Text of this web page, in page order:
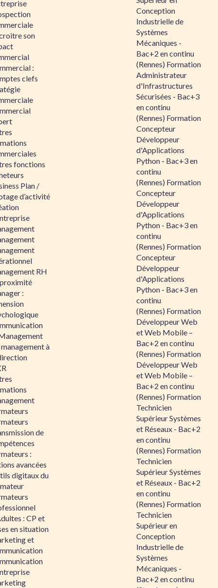
son
:
clefs
fonctions
Plan /
d’activité
RH
:
à
de
:
avancées
digitaux du
: CP et
en situation
et
Conception
Industrielle de
Systèmes
Mécaniques -
Bac+2 en continu
(Rennes) Formation
Administrateur
d'Infrastructures
Sécurisées - Bac+3
en continu
(Rennes) Formation
Concepteur
Développeur
d'Applications
Python - Bac+3 en
continu
(Rennes) Formation
Concepteur
Développeur
d'Applications
Python - Bac+3 en
continu
(Rennes) Formation
Concepteur
Développeur
d'Applications
Python - Bac+3 en
continu
(Rennes) Formation
Développeur Web
et Web Mobile –
Bac+2 en continu
(Rennes) Formation
Développeur Web
et Web Mobile –
Bac+2 en continu
(Rennes) Formation
Technicien
Supérieur Systèmes
et Réseaux - Bac+2
en continu
(Rennes) Formation
Technicien
Supérieur Systèmes
et Réseaux - Bac+2
en continu
(Rennes) Formation
Technicien
Supérieur en
Conception
Industrielle de
Systèmes
Mécaniques -
Bac+2 en continu